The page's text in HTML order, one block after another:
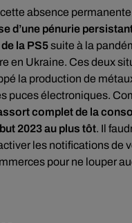
absence
d’une pénurie
la PS5suite à la
en Ukraine. Ces deux
la production de
puces électroniques.
complet de la
2023 au plus tôt. Il
les notifications de
pour ne louper